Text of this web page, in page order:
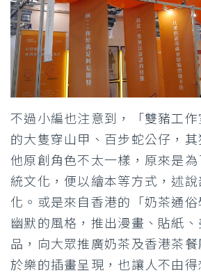
不過小編也注意到，「雙豬工
的大隻穿山甲、百步蛇公仔，
他原創角色不太一樣，原來是
統文化，便以繪本等方式，述
化。或是來自香港的「奶茶通
幽默的風格，推出漫畫、貼紙
品，向大眾推廣奶茶及香港茶
於樂的插畫呈現，也讓人不由得